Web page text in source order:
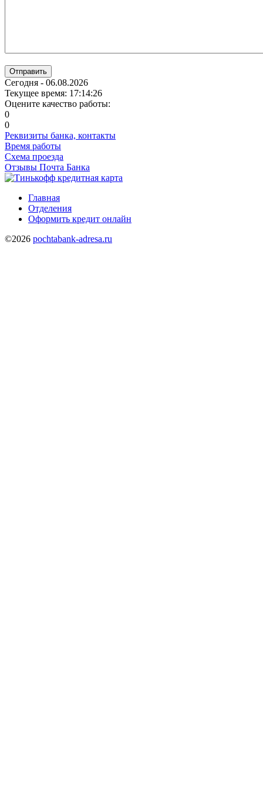
Отправить
Сегодня - 06.08.2026
Текущее время: 17:14:26
Оцените качество работы:
0
0
Реквизиты банка, контакты
Время работы
Схема проезда
Отзывы Почта Банка
Главная
Отделения
Оформить кредит онлайн
©2026 pochtabank-adresa.ru